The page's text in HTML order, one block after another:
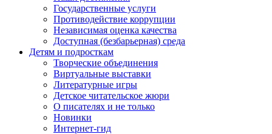
Государственные услуги
Противодействие коррупции
Независимая оценка качества
Доступная (безбарьерная) среда
Детям и подросткам
Творческие объединения
Виртуальные выставки
Литературные игры
Детское читательское жюри
О писателях и не только
Новинки
Интернет-гид